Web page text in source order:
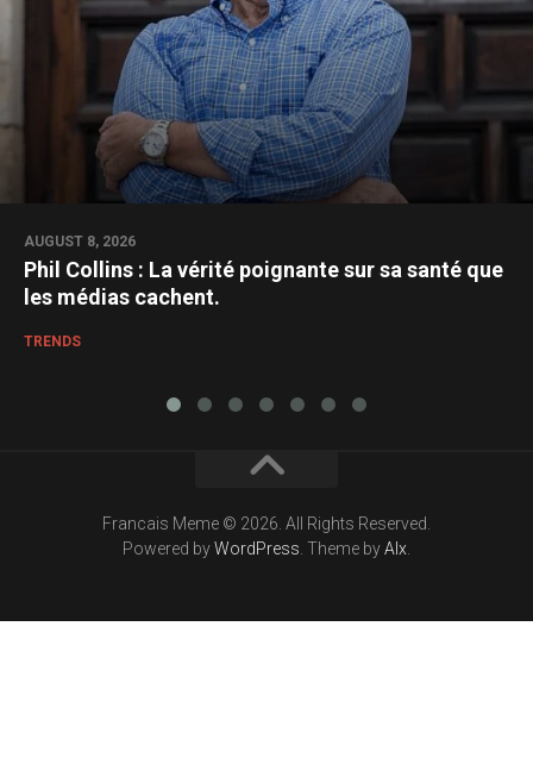
AUGUST 8, 2026
Phil Collins : La vérité poignante sur sa santé que
les médias cachent.
TRENDS
Francais Meme © 2026. All Rights Reserved.
Powered byWordPress . Theme byAlx